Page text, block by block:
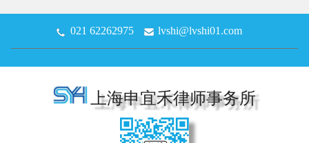
021 62262975 lvshi@lvshi01.com
上海申宜禾律师事务所